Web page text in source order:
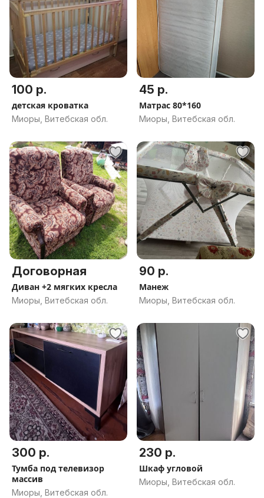
100 р.
детская кроватка
Миоры, Витебская обл.
45 р.
Матрас 80*160
Миоры, Витебская обл.
Договорная
Диван +2 мягких кресла
Миоры, Витебская обл.
90 р.
Манеж
Миоры, Витебская обл.
300 р.
Тумба под телевизор
массив
Миоры, Витебская обл.
230 р.
Шкаф угловой
Миоры, Витебская обл.